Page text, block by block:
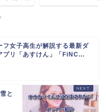
フ女子高生が解説する最新ダ
プリ「あすけん」「FiNC...
と